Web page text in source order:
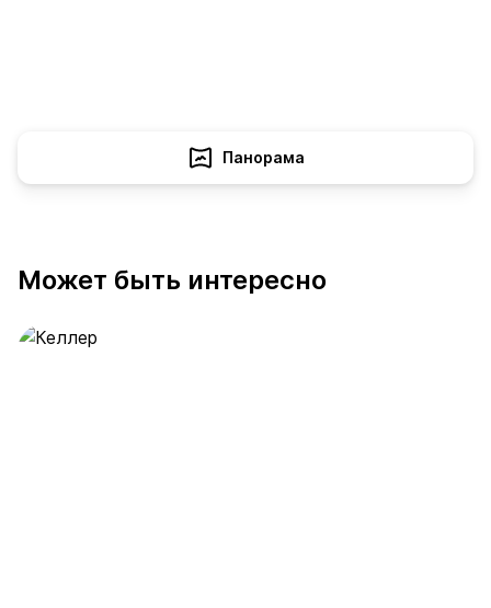
Панорама
Может быть интересно